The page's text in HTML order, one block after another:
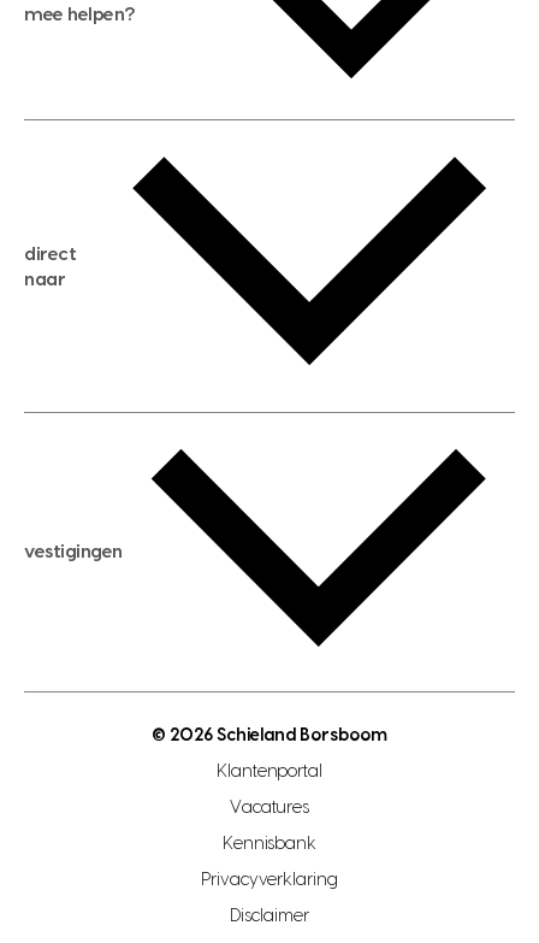
mee helpen?
gratis zoekservice
huis verkopen
huis kopen
aankoopadvies
verkoopadvies
hypotheekadvies
direct
naar
hypotheek berekenen
maximale hypotheek berekenen
hypotheek bespaarcheck
gratis zoekprofiel aanmaken
open woningwaarde dag
vestigingen
makelaar regio zoetermeer
hypotheekshop regio den haag
hypotheekshop regio rotterdam
© 2026 Schieland Borsboom
Klantenportal
Vacatures
Kennisbank
Privacyverklaring
Disclaimer